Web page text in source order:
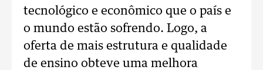
tecnológico e econômico que o país e
o mundo estão sofrendo. Logo, a
oferta de mais estrutura e qualidade
de ensino obteve uma melhora